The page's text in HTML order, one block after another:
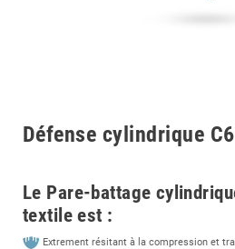
Défense cylindrique
Le Pare-battage
textile est :
Extrement résitant à la compression et